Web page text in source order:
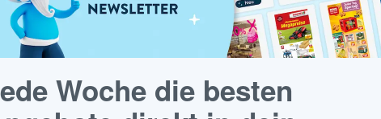
Woche die besten